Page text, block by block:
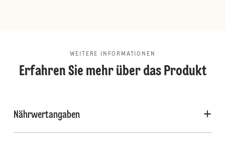
WEITERE INFORMATIONEN
Erfahren Sie mehr über das Produkt
Nährwertangaben